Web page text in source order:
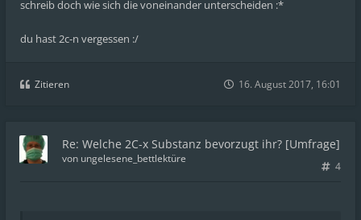
schreib doch wie sich die voneinander unterscheiden :*
du hast 2c-n vergessen :/
Zitieren 16. August 2017, 16:01
Re: Welche 2C-x Substanz bevorzugt ihr? [Umfrage]
4
von ungelesene_bettlektüre